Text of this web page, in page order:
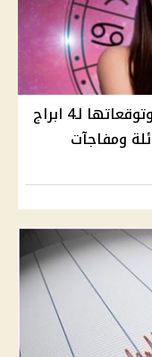
يابختكم يا محظوظين...هالة حافظ وتوقعاتها لـ4 ابراج
ومفاجآت